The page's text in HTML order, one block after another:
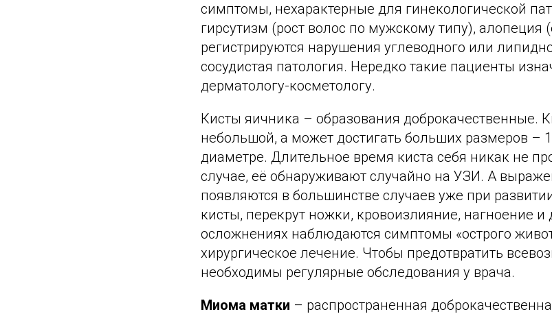
симптомы, нехарактерные для гинекологической
гирсутизм (рост волос по мужскому типу), алопеция
регистрируются нарушения углеводного или
сосудистая патология. Нередко такие пациенты
дерматологу-косметологу.
Кисты яичника – образования доброкачественные.
небольшой, а может достигать больших размеров –
диаметре. Длительное время киста себя никак не
случае, её обнаруживают случайно на УЗИ. А
появляются в большинстве случаев уже при
кисты, перекрут ножки, кровоизлияние, нагноение и
осложнениях наблюдаются симптомы «острого
хирургическое лечение. Чтобы предотвратить
необходимы регулярные обследования у врача.
Миома матки – распространенная